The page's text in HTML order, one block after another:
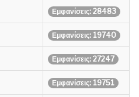
Εμφανίσεις: 28483
Εμφανίσεις: 19740
Εμφανίσεις: 27247
Εμφανίσεις: 19751